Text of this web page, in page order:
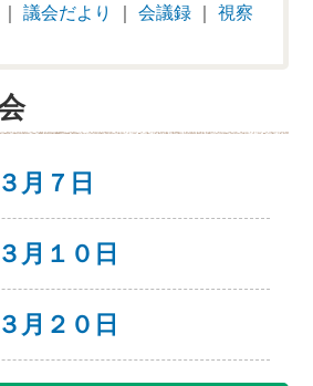
｜議会だより ｜会議録 ｜視察
月７日
月１０日
月２０日